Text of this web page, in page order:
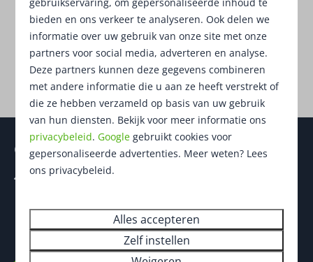
Chaletoverzicht. De chalets zijn gelegen op
Recreatiepark Heezerenbosch, een vakantiepark in
een bosrijke omgeving. Geschikt om even heerlijk
tot rust te komen in uw eigen chalet.
Contact
Heezerenbosch 6
Noord-Brabant
Nederland
bieden en ons verkeer te analyseren. Ook delen we
informatie over uw gebruik van onze site met onze
partners voor social media, adverteren en analyse.
Deze partners kunnen deze gegevens combineren
met andere informatie die u aan ze heeft verstrekt of
die ze hebben verzameld op basis van uw gebruik
van hun diensten. Bekijk voor meer informatie ons
privacybeleid. Google gebruikt cookies voor
gepersonaliseerde advertenties. Meer weten? Lees
ons privacybeleid.
Alles accepteren
Zelf instellen